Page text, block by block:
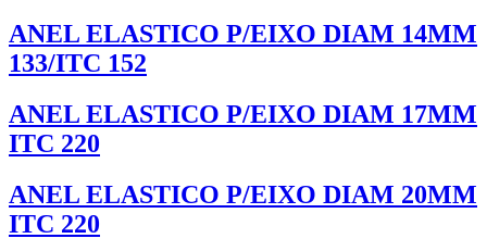
ANEL ELASTICO P/EIXO DIAM 14MM
133/ITC 152
ANEL ELASTICO P/EIXO DIAM 17MM
ITC 220
ANEL ELASTICO P/EIXO DIAM 20MM
ITC 220